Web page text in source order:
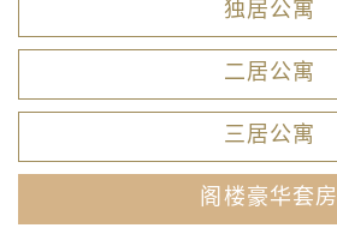
独居公寓
二居公寓
三居公寓
阁楼豪华套房